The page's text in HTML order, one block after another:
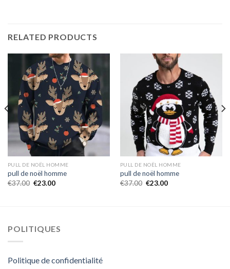
RELATED PRODUCTS
PULL DE NOËL HOMME
pull de noël homme
€37.00 €23.00
PULL DE NOËL HOMME
pull de noël homme
€37.00 €23.00
POLITIQUES
Politique de confidentialité